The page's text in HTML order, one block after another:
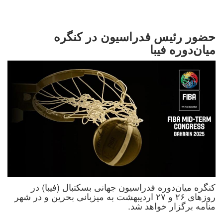
حضور رئیس فدراسیون در کنگره
میان‌دوره فیبا
کنگره میان‌دوره فدراسیون جهانی بسکتبال (فیبا) در
روزهای ۲۶ و ۲۷ اردیبهشت به میزبانی بحرین و در شهر
منامه برگزار خواهد شد.